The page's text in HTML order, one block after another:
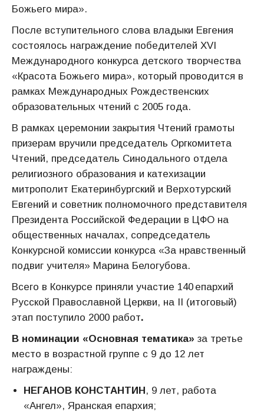
Божьего мира».
После вступительного слова владыки Евгения
состоялось награждение победителей XVI
Международного конкурса детского творчества
«Красота Божьего мира», который проводится в
рамках Международных Рождественских
образовательных чтений с 2005 года.
В рамках церемонии закрытия Чтений грамоты
призерам вручили председатель Оргкомитета
Чтений, председатель Синодального отдела
религиозного образования и катехизации
митрополит Екатеринбургский и Верхотурский
Евгений и советник полномочного представителя
Президента Российской Федерации в ЦФО на
общественных началах, сопредседатель
Конкурсной комиссии конкурса «За нравственный
подвиг учителя» Марина Белогубова.
Всего в Конкурсе приняли участие 140 епархий
Русской Православной Церкви, на II (итоговый)
этап поступило 2000 работ.
В номинации «Основная тематика» за третье
место в возрастной группе с 9 до 12 лет
награждены:
НЕГАНОВ КОНСТАНТИН, 9 лет, работа
«Ангел», Яранская епархия;